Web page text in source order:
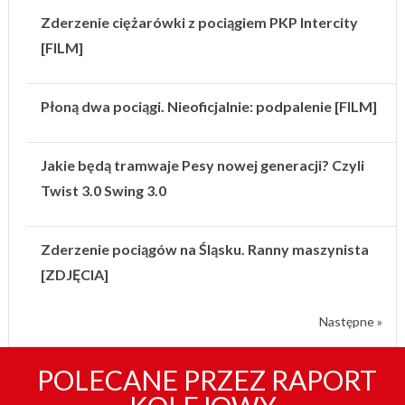
Zderzenie ciężarówki z pociągiem PKP Intercity
[FILM]
Płoną dwa pociągi. Nieoficjalnie: podpalenie [FILM]
Jakie będą tramwaje Pesy nowej generacji? Czyli
Twist 3.0 Swing 3.0
Zderzenie pociągów na Śląsku. Ranny maszynista
[ZDJĘCIA]
Następne »
POLECANE PRZEZ RAPORT